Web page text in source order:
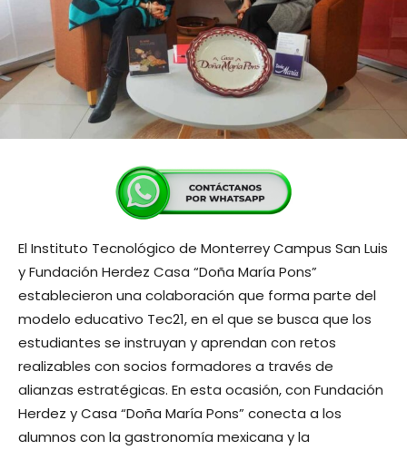
El Instituto Tecnológico de Monterrey Campus San Luis
y Fundación Herdez Casa “Doña María Pons”
establecieron una colaboración que forma parte del
modelo educativo Tec21, en el que se busca que los
estudiantes se instruyan y aprendan con retos
realizables con socios formadores a través de
alianzas estratégicas. En esta ocasión, con Fundación
Herdez y Casa “Doña María Pons” conecta a los
alumnos con la gastronomía mexicana y la